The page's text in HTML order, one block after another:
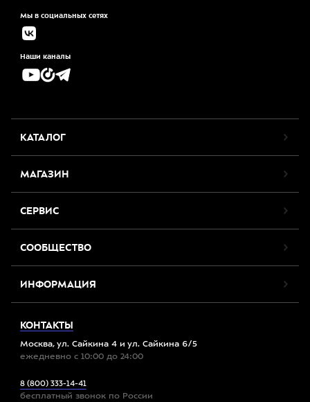
Мы в социальных сетях
Наши каналы
КАТАЛОГ
МАГАЗИН
СЕРВИС
СООБЩЕСТВО
ИНФОРМАЦИЯ
КОНТАКТЫ
Москва, ул. Сайкина 4 и ул. Сайкина 6/5
ежедневно с 10:00 до 24:00
8 (800) 333-14-41
бесплатный звонок по России